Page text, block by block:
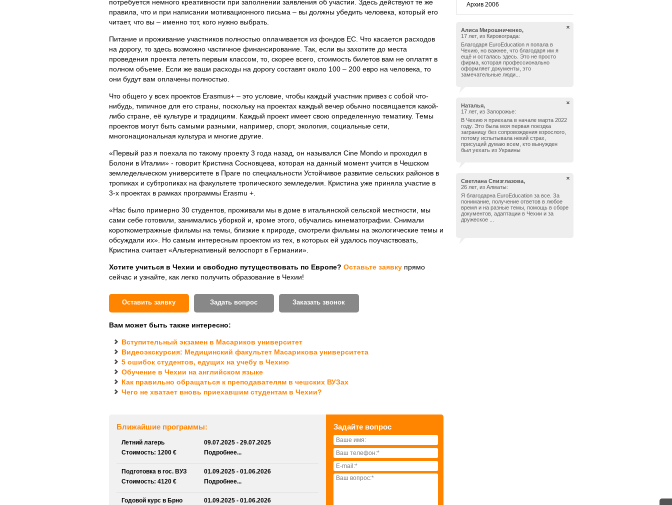
Архив 2006
Алиса Мирошниченко,
17 лет, из Кировограда:
Благодаря EuroEducation я попала в
Чехию, но важнее, что благодаря им я
ещё и осталась здесь. Это не просто
фирма, которая профессионально
оформляет документы, это
замечательные люди...
Наталья,
17 лет, из Запорожье:
В Чехию я приехала в начале марта 2022
году. Это была моя первая поездка
заграницу без сопровождения взрослого,
потому испытывала некий страх,
присущий думаю всем, кто вынужден
был уехать из Украины
Светлана Спизглазова,
26 лет, из Алматы:
Я благодарна EuroEducation за все. За
понимание, получение ответов в любое
время и на разные темы, помощь в сборе
документов, адаптации в Чехии и за
дружеское ...
потребуется немного креативности при заполнении заявления об участии. Здесь действуют те же
правила, что и при написании мотивационного письма – вы должны убедить человека, который его
читает, что вы – именно тот, кого нужно выбрать.
Питание и проживание участников полностью оплачивается из фондов ЕС. Что касается расходов
на дорогу, то здесь возможно частичное финансирование. Так, если вы захотите до места
проведения проекта лететь первым классом, то, скорее всего, стоимость билетов вам не оплатят в
полном объеме. Если же ваши расходы на дорогу составят около 100 – 200 евро на человека, то
они будут вам оплачены полностью.
Что общего у всех проектов Erasmus+ – это условие, чтобы каждый участник привез с собой что-
нибудь, типичное для его страны, поскольку на проектах каждый вечер обычно посвящается какой-
либо стране, её культуре и традициям. Каждый проект имеет свою определенную тематику. Темы
проектов могут быть самыми разными, например, спорт, экология, социальные сети,
многонациональная культура и многие другие.
«Первый раз я поехала по такому проекту 3 года назад, он назывался Cine Mondo и проходил в
Болони в Италии» - говорит Кристина Сосновцева, которая на данный момент учится в Чешском
земледельческом университете в Праге по специальности Устойчивое развитие сельских районов в
тропиках и субтропиках на факультете тропического земледелия. Кристина уже приняла участие в
3-х проектах в рамках программы Erasmu +.
«Нас было примерно 30 студентов, проживали мы в доме в итальянской сельской местности, мы
сами себе готовили, занимались уборкой и, кроме этого, обучались кинематографии. Снимали
короткометражные фильмы на темы, близкие к природе, смотрели фильмы на экологические темы и
обсуждали их». Но самым интересным проектом из тех, в которых ей удалось поучаствовать,
Кристина считает «Альтернативный велоспорт в Германии».
Хотите учиться в Чехии и свободно путуществовать по Европе? Оставьте заявкупрямо
сейчас и узнайте, как легко получить образование в Чехии!
Оставить заявку Задать вопрос Заказать звонок
Вам может быть также интересно:
Вступительный экзамен в Масариков университет
Видеоэкскурсия: Медицинский факультет Масарикова университета
5 ошибок студентов, едущих на учебу в Чехию
Обучение в Чехии на английском языке
Как правильно обращаться к преподавателям в чешских ВУЗах
Чего не хватает вновь приехавшим студентам в Чехии?
Ближайшие программы:
Летний лагерь
Стоимость: 1200 €
09.07.2025 - 29.07.2025
Подробнее...
Подготовка в гос. ВУЗ
Стоимость: 4120 €
01.09.2025 - 01.06.2026
Подробнее...
Годовой курс в Брно 01.09.2025 - 01.06.2026
Задайте вопрос